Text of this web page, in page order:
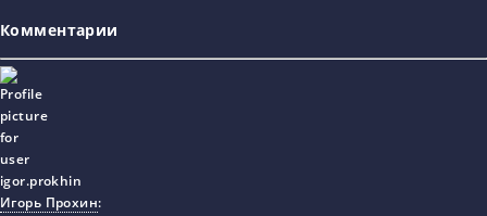
Комментарии
Игорь Прохин: